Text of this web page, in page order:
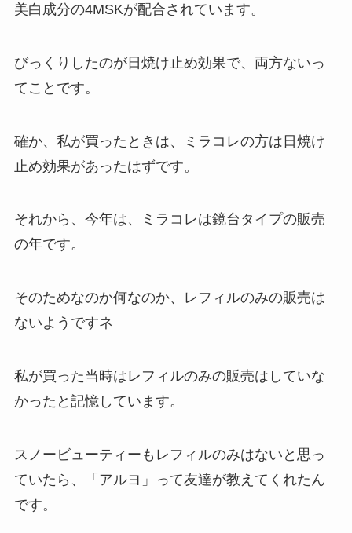
美白成分の4MSKが配合されています。
びっくりしたのが日焼け止め効果で、両方ないっ
てことです。
確か、私が買ったときは、ミラコレの方は日焼け
止め効果があったはずです。
それから、今年は、ミラコレは鏡台タイプの販売
の年です。
そのためなのか何なのか、レフィルのみの販売は
ないようですネ
私が買った当時はレフィルのみの販売はしていな
かったと記憶しています。
スノービューティーもレフィルのみはないと思っ
ていたら、「アルヨ」って友達が教えてくれたん
です。